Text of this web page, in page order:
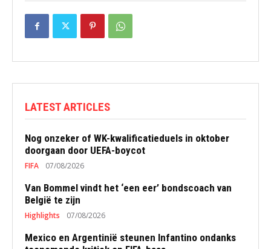
LATEST ARTICLES
Nog onzeker of WK-kwalificatieduels in oktober
doorgaan door UEFA-boycot
FIFA 07/08/2026
Van Bommel vindt het ‘een eer’ bondscoach van
België te zijn
Highlights 07/08/2026
Mexico en Argentinië steunen Infantino ondanks